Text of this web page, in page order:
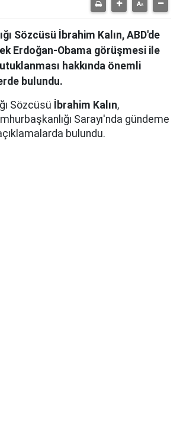
Sözcüsü İbrahim Kalın, ABD'de
Erdoğan-Obama görüşmesi ile
hakkında önemli
bulundu.
Sözcüsü
İbrahim Kalın,
Sarayı'nda gündeme
bulundu.